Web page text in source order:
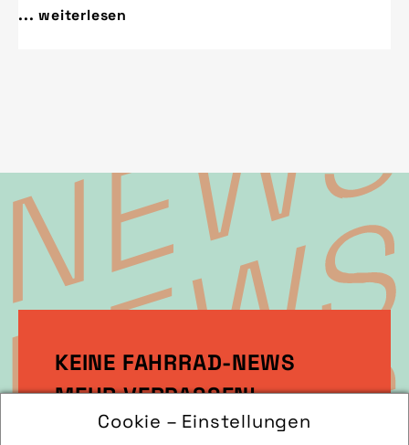
Cookie – Einstellungen
Velotechnik die Hintergründe der Entwicklung
... weiterlesen
KEINE FAHRRAD-NEWS
MEHR VERPASSEN!